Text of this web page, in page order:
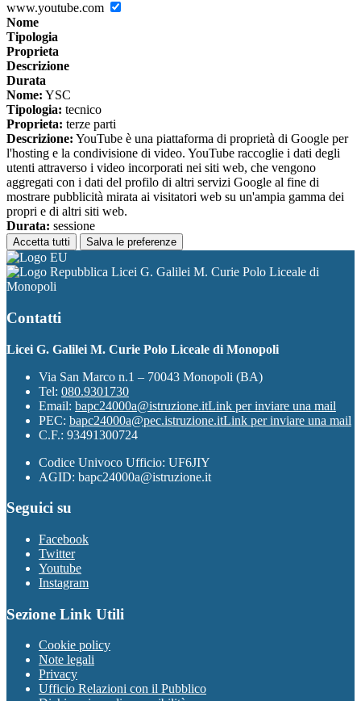
www.youtube.com
Nome
Tipologia
Proprieta
Descrizione
Durata
Nome: YSC
Tipologia: tecnico
Proprieta: terze parti
Descrizione: YouTube è una piattaforma di proprietà di Google per
l'hosting e la condivisione di video. YouTube raccoglie i dati degli
utenti attraverso i video incorporati nei siti web, che vengono
aggregati con i dati del profilo di altri servizi Google al fine di
mostrare pubblicità mirata ai visitatori web su un'ampia gamma dei
propri e di altri siti web.
Durata: sessione
Accetta tutti Salva le preferenze
Licei G. Galilei M. Curie Polo Liceale di
Monopoli
Contatti
Licei G. Galilei M. Curie Polo Liceale di Monopoli
Via San Marco n.1 – 70043 Monopoli (BA)
Tel: 080.9301730
Email: bapc24000a@istruzione.itLink per inviare una mail
PEC: bapc24000a@pec.istruzione.itLink per inviare una mail
C.F.: 93491300724
Codice Univoco Ufficio: UF6JIY
AGID: bapc24000a@istruzione.it
Seguici su
Facebook
Twitter
Youtube
Instagram
Sezione Link Utili
Cookie policy
Note legali
Privacy
Ufficio Relazioni con il Pubblico